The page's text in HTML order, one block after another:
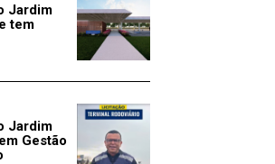
Jardim
tem
Jardim
Gestão